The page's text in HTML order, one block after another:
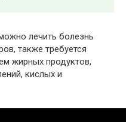
лечить болезнь
также требуется
жирных продуктов,
кислых и